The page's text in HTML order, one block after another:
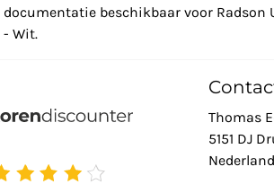
documentatie beschikbaar voor Radson
- Wit.
Thomas
5151 DJ
Nederland